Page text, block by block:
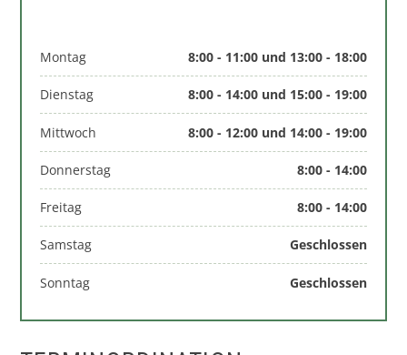
Montag 8:00 - 11:00 und 13:00 - 18:00
Dienstag 8:00 - 14:00 und 15:00 - 19:00
Mittwoch 8:00 - 12:00 und 14:00 - 19:00
Donnerstag 8:00 - 14:00
Freitag 8:00 - 14:00
Samstag Geschlossen
Sonntag Geschlossen